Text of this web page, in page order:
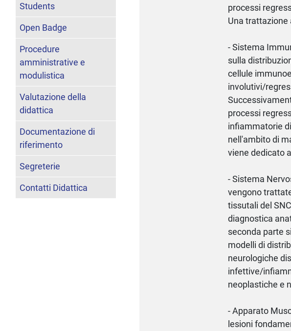
processi
Una trattazione
- Sistema
sulla
cellule
involutivi/
processi
infiammatorie
nell'ambito di
viene dedicato
- Sistema
vengono
tissutali del
diagnostica
seconda parte
modelli di
neurologiche
infettive/
neoplastiche e
- Apparato
lesioni
Students
Open Badge
Procedure
amministrative e
modulistica
Valutazione della
didattica
Documentazione di
riferimento
Segreterie
Contatti Didattica